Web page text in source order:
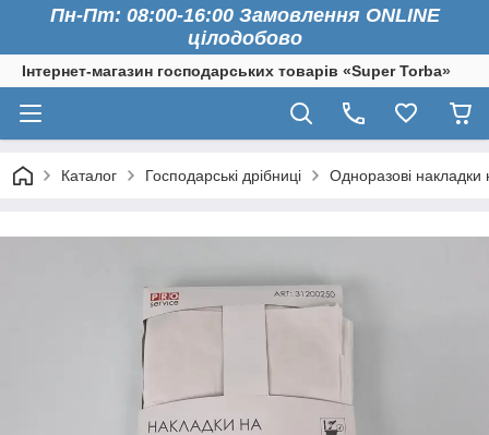
Пн-Пт: 08:00-16:00 Замовлення ONLINE
цілодобово
Інтернет-магазин господарських товарів «Super Torba»
Каталог Господарські дрібниці Одноразові накладки